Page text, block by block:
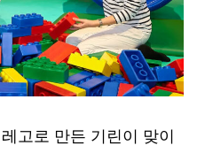
고로 만든 기린이 맞이